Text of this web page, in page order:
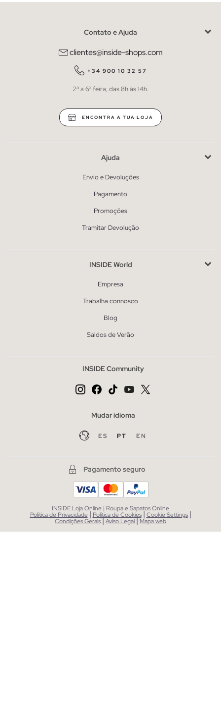
Contato e Ajuda
clientes@inside-shops.com
+34 900 10 32 57
2ª a 6ª feira, das 8h às 14h.
ENCONTRA A TUA LOJA
Ajuda
Envio e Devoluções
Pagamento
Promoções
Tramitar Devolução
INSIDE World
Empresa
Trabalha connosco
Blog
Saldos de Verão
INSIDE Community
Mudar idioma
ES PT EN
Pagamento seguro
INSIDE Loja Online | Roupa e Sapatos Online
Política de Privacidade | Política de Cookies | Cookie Settings |
Condições Gerais|Aviso Legal| Mapa web